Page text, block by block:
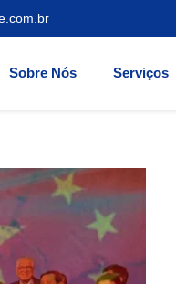
Sobre Nós Serviços